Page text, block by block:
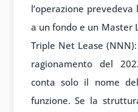
l’operazione
a un fondo e un Master
Triple Net Lease
ragionamento del
conta solo il nome
funzione. Se la